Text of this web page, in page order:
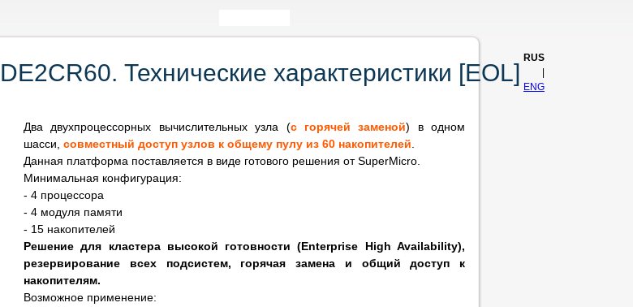
Технические характеристики [EOL]
RUS
ENG
Два двухпроцессорных вычислительных узла (с горячей заменой) в одном
шасси, совместный доступ узлов к общему пулу из 60 накопителей
Данная платформа поставляется в виде готового решения от SuperMicro.
Минимальная конфигурация:
- 4 процессора
- 4 модуля памяти
- 15 накопителей
Решение для кластера высокой готовности (Enterprise High Availability),
резервирование всех подсистем, горячая замена и общий доступ к
накопителям.
Возможное применение: